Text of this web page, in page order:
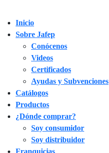
Inicio
Sobre Jafep
Conócenos
Videos
Certificados
Ayudas y Subvenciones
Catálogos
Productos
¿Dónde comprar?
Soy consumidor
Soy distribuidor
Franquicias